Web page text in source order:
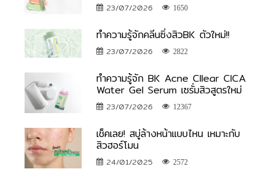
23/07/2026 1650
ทำความรู้จักคลีนซิ่งสิวBK ตัวใหม่!!
23/07/2026 2822
ทำความรู้จัก BK Acne Cllear CICA
Water Gel Serum เซรั่มสิวสูตรใหม่
23/07/2026 12367
เช็คเลย! สบู่ล้างหน้าแบบไหน เหมาะกับ
สิวฮอร์โมน
24/01/2025 2572